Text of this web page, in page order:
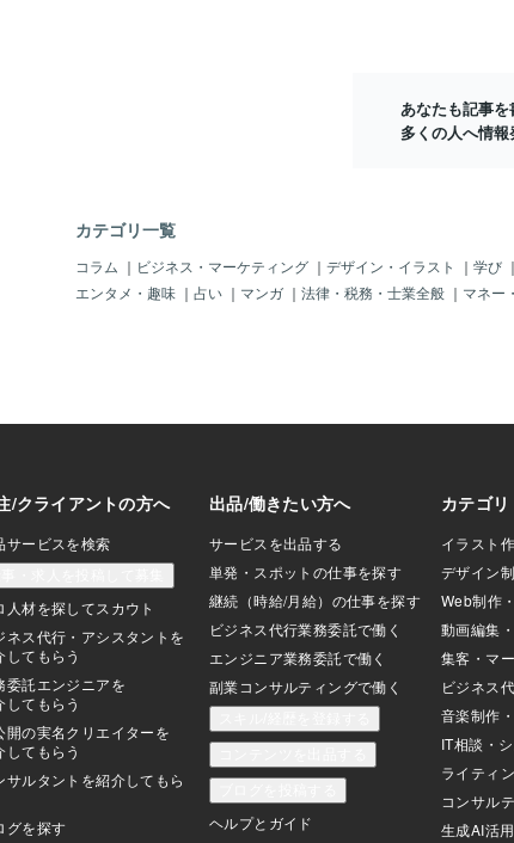
できる方だと嬉しい
く取れない方「デザ
とだけ言われても、
いてみたい。私には
みたいだけ。許容さ
い。R
あなたも記事を
多くの人へ情報
カテゴリ一覧
コラム ｜ ビジネス・マーケティング ｜ デザイン・イラスト ｜ 学び ｜
エンタメ・趣味 ｜ 占い ｜ マンガ ｜ 法律・税務・士業全般 ｜ マネー